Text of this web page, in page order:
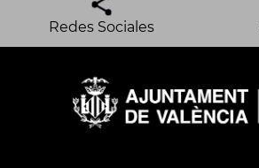
Redes Sociales